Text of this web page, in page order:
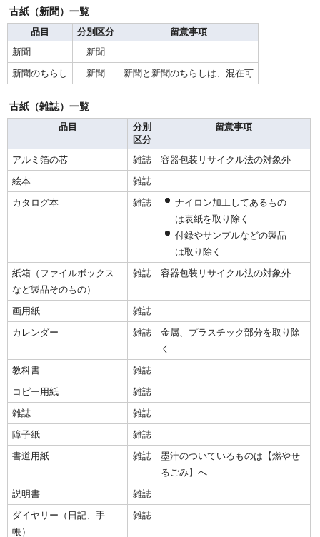
古紙（新聞）一覧
品目
分別区分
留意事項
新聞
新聞
新聞のちらし
新聞 新聞と新聞のちらしは、混在可
古紙（雑誌）一覧
品目
分別
区分
留意事項
アルミ箔の芯 雑誌
容器包装リサイクル法の対象外
絵本
雑誌
カタログ本
雑誌
ナイロン加工してあるもの
は表紙を取り除く
付録やサンプルなどの製品
は取り除く
紙箱（ファイルボックス
など製品そのもの）
雑誌 容器包装リサイクル法の対象外
画用紙
雑誌
カレンダー
雑誌
金属、プラスチック部分を取り除
く
教科書
雑誌
コピー用紙
雑誌
雑誌
雑誌
障子紙
雑誌
書道用紙
雑誌
墨汁のついているものは【燃やせ
るごみ】へ
説明書
雑誌
ダイヤリー（日記、手
帳）
雑誌